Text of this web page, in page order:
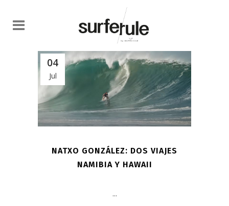
04
Jul
NATXO GONZÁLEZ: DOS VIAJES
NAMIBIA Y HAWAII
...